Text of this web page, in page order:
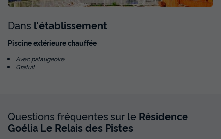
Dans l'établissement
Piscine extérieure chauffée
Avec pataugeoire
Gratuit
Questions fréquentes sur le Résidence
Goélia Le Relais des Pistes